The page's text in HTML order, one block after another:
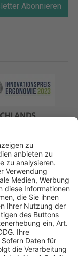
Abonnieren